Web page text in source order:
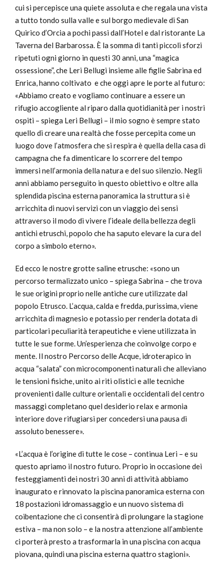
cui si percepisce una quiete assoluta e che regala una vista
a tutto tondo sulla valle e sul borgo medievale di San
Quirico d’Orcia a pochi passi dall’Hotel e dal ristorante La
Taverna del Barbarossa. È la somma di tanti piccoli sforzi
ripetuti ogni giorno in questi 30 anni, una “magica
ossessione”, che Leri Bellugi insieme alle figlie Sabrina ed
Enrica, hanno coltivato e che oggi apre le porte al futuro:
«Abbiamo creato e vogliamo continuare a essere un
rifugio accogliente al riparo dalla quotidianità per i nostri
ospiti – spiega Leri Bellugi – il mio sogno è sempre stato
quello di creare una realtà che fosse percepita come un
luogo dove l’atmosfera che si respira è quella della casa di
campagna che fa dimenticare lo scorrere del tempo
immersi nell’armonia della natura e del suo silenzio. Negli
anni abbiamo perseguito in questo obiettivo e oltre alla
splendida piscina esterna panoramica la struttura si è
arricchita di nuovi servizi con un viaggio dei sensi
attraverso il modo di vivere l’ideale della bellezza degli
antichi etruschi, popolo che ha saputo elevare la cura del
corpo a simbolo eterno».
Ed ecco le nostre grotte saline etrusche: «sono un
percorso termalizzato unico – spiega Sabrina – che trova
le sue origini proprio nelle antiche cure utilizzate dal
popolo Etrusco. L’acqua, calda e fredda, purissima, viene
arricchita di magnesio e potassio per renderla dotata di
particolari peculiarità terapeutiche e viene utilizzata in
tutte le sue forme. Un’esperienza che coinvolge corpo e
mente. Il nostro Percorso delle Acque, idroterapico in
acqua “salata” con microcomponenti naturali che alleviano
le tensioni fisiche, unito ai riti olistici e alle tecniche
provenienti dalle culture orientali e occidentali del centro
massaggi completano quel desiderio relax e armonia
interiore dove rifugiarsi per concedersi una pausa di
assoluto benessere».
«L’acqua è l’origine di tutte le cose – continua Leri – e su
questo apriamo il nostro futuro. Proprio in occasione dei
festeggiamenti dei nostri 30 anni di attività abbiamo
inaugurato e rinnovato la piscina panoramica esterna con
18 postazioni idromassaggio e un nuovo sistema di
coibentazione che ci consentirà di prolungare la stagione
estiva – ma non solo – e la nostra attenzione all’ambiente
ci porterà presto a trasformarla in una piscina con acqua
piovana, quindi una piscina esterna quattro stagioni».